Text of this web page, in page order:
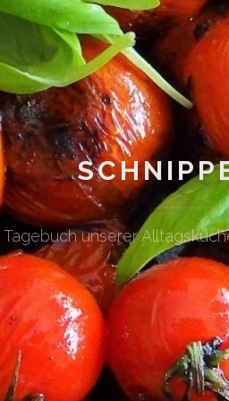
Tagebuch unserer